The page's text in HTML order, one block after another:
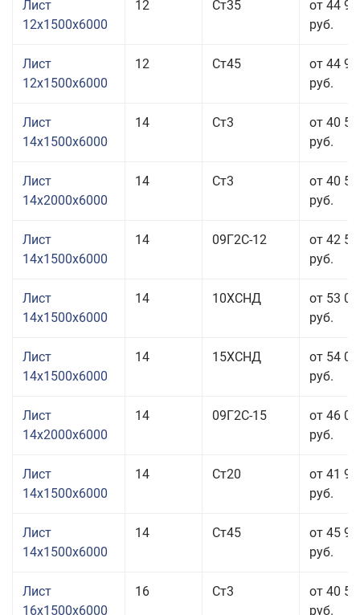
Лист
12x1500x6000
12 Ст35
от 44
руб.
Лист
12x1500x6000
12 Ст45
от 44
руб.
Лист
14x1500x6000
14 Ст3
от 40
руб.
Лист
14x2000x6000
14 Ст3
от 40
руб.
Лист
14x1500x6000
14 09Г2С-12
от 42
руб.
Лист
14x1500x6000
14 10ХСНД
от 53
руб.
Лист
14x1500x6000
14 15ХСНД
от 54
руб.
Лист
14x2000x6000
14 09Г2С-15
от 46
руб.
Лист
14x1500x6000
14 Ст20
от 41
руб.
Лист
14x1500x6000
14 Ст45
от 45
руб.
Лист
16x1500x6000
16 Ст3
от 40
руб.